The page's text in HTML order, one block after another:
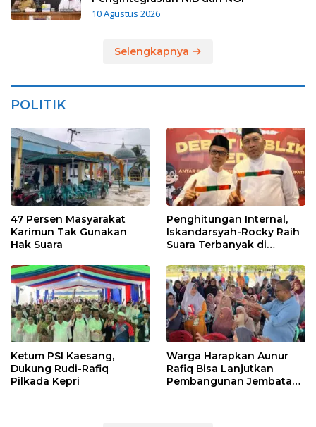
10 Agustus 2026
Selengkapnya
POLITIK
47 Persen Masyarakat
Karimun Tak Gunakan
Hak Suara
Penghitungan Internal,
Iskandarsyah-Rocky Raih
Suara Terbanyak di
Ketum PSI Kaesang,
Dukung Rudi-Rafiq
Pilkada Kepri
Warga Harapkan Aunur
Rafiq Bisa Lanjutkan
Pembangunan Jembatan